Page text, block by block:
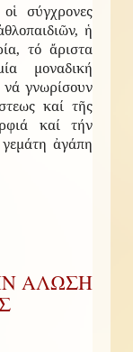
σύγχρονες
ἡ
τό ἄριστα
μοναδική
νά γνωρίσουν
καί τῆς
καί τήν
ἀγάπη
ΑΛΩΣΗ